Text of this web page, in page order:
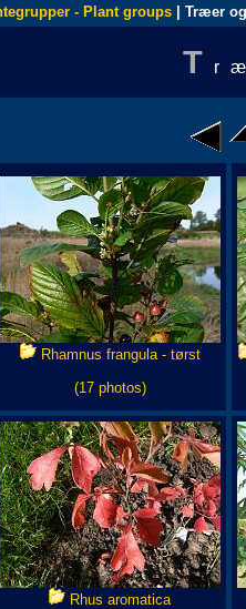
- Plant groups | Træer
T
Rhamnus frangula - tørst
(17 photos)
Rhus aromatica